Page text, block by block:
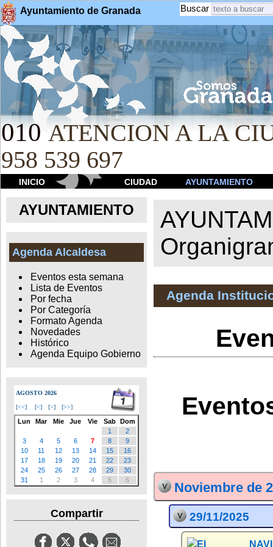
Ayuntamiento de Granada Buscar
010 ATENCION A LA
958 539 697
INICIO CIUDAD AYUNTAMIENTO
AYUNTAMIENTO
Agenda Alcaldesa
Eventos esta semana
Lista de Eventos
Por fecha
Por Categoría
Formato Agenda
Novedades
Histórico
Agenda Equipo Gobierno
AGOSTO 2026
[<<] [<] [>] [>>]
Lun Mar Mie Jue Vie Sab
Dom
1
2
3
4 5 6 7 8
9
10
11 12 13 14 15
16
17
18 19 20 21 22
23
24
25 26 27 28 29
30
31
1 2 3 4 5 6
Compartir
Agenda
Noviembre de
29/11/2025